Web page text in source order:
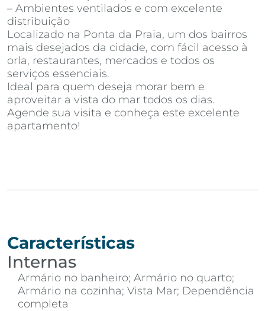
– Ambientes ventilados e com excelente
distribuição
Localizado na Ponta da Praia, um dos bairros
mais desejados da cidade, com fácil acesso à
orla, restaurantes, mercados e todos os
serviços essenciais.
Ideal para quem deseja morar bem e
aproveitar a vista do mar todos os dias.
Agende sua visita e conheça este excelente
apartamento!
Características
Internas
Armário no banheiro; Armário no quarto;
Armário na cozinha; Vista Mar; Dependência
completa